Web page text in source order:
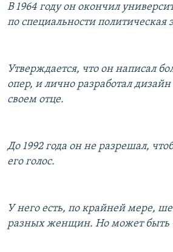
В 1964 году он окончил
по специальности политическая
Утверждается, что он написал
опер, и лично разработал
своем отце.
До 1992 года он не разрешал,
его голос.
У него есть, по крайней мере,
разных женщин. Но может быть